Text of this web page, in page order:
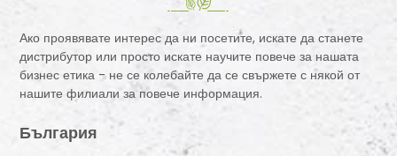
Ако проявявате интерес да ни посетите, искате да станете
дистрибутор или просто искате научите повече за нашата
бизнес етика - не се колебайте да се свържете с някой от
нашите филиали за повече информация.
България